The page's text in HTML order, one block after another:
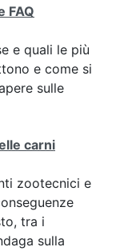
FAQ
e quali le più
e come si
sulle
carni
zootecnici e
tra i
sulla